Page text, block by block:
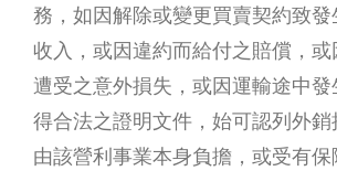
務，如因解除或變更買賣契約致
收入，或因違約而給付之賠償，
遭受之意外損失，或因運輸途中
得合法之證明文件，始可認列外
由該營利事業本身負擔，或受有保